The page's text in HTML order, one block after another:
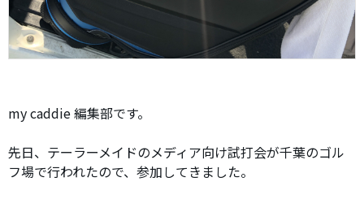
my caddie 編集部です。
先日、テーラーメイドのメディア向け試打会が千葉のゴル
フ場で行われたので、参加してきました。